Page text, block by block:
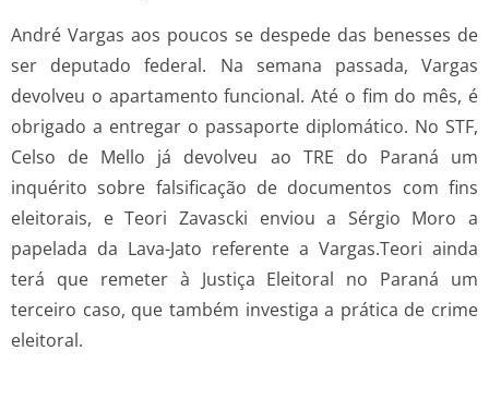
André Vargas aos poucos se despede das benesses de
ser deputado federal. Na semana passada, Vargas
devolveu o apartamento funcional. Até o fim do mês, é
obrigado a entregar o passaporte diplomático. No STF,
Celso de Mello já devolveu ao TRE do Paraná um
inquérito sobre falsificação de documentos com fins
eleitorais, e Teori Zavascki enviou a Sérgio Moro a
papelada da Lava-Jato referente a Vargas.Teori ainda
terá que remeter à Justiça Eleitoral no Paraná um
terceiro caso, que também investiga a prática de crime
eleitoral.